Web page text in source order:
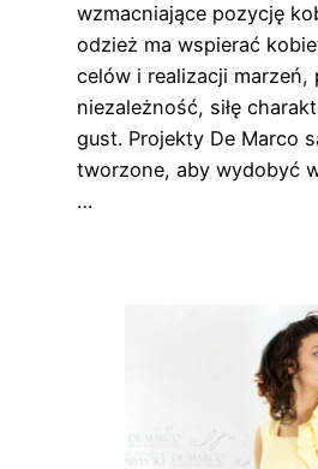
wzmacniające pozycję
odzież ma wspierać
celów i realizacji marzeń,
niezależność, siłę
gust. Projekty De Marco
tworzone, aby wydobyć
…